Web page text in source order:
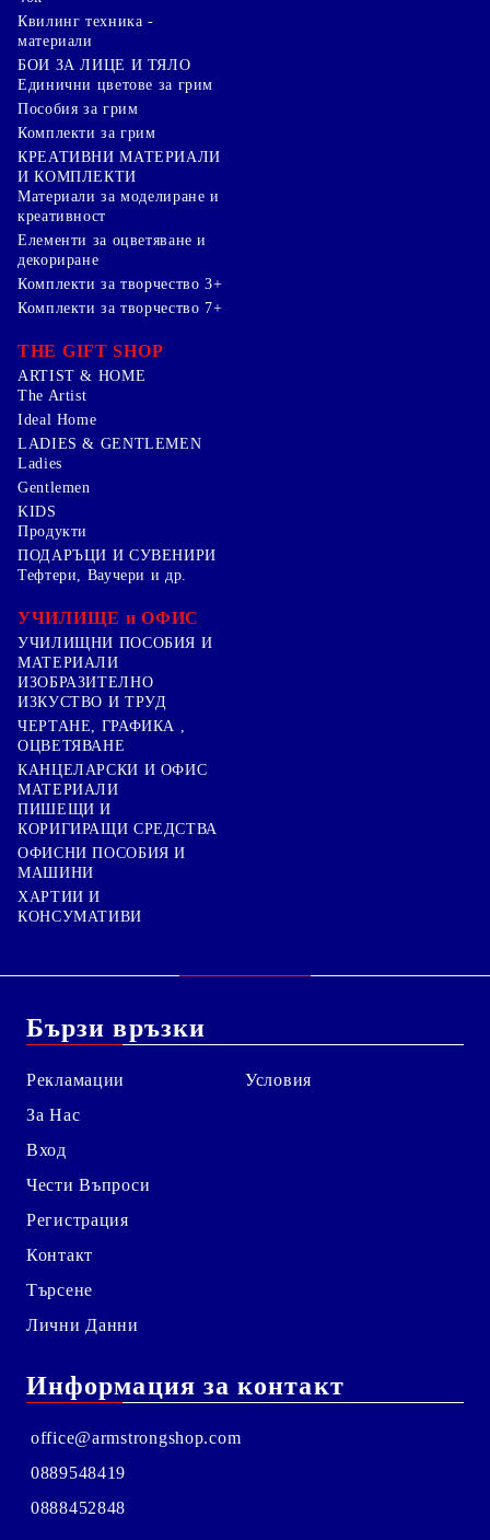
Квилинг техника -
материали
БОИ ЗА ЛИЦЕ И ТЯЛО
Единични цветове за грим
Пособия за грим
Комплекти за грим
КРЕАТИВНИ МАТЕРИАЛИ
И КОМПЛЕКТИ
Mатериали за моделиране и
креативност
Елементи за оцветяване и
декориране
Комплекти за творчество 3+
Комплекти за творчество 7+
THE GIFT SHOP
ARTIST & HOME
The Artist
Ideal Home
LADIES & GENTLEMEN
Ladies
Gentlemen
KIDS
Продукти
ПОДАРЪЦИ И СУВЕНИРИ
Тефтери, Ваучери и др.
УЧИЛИЩЕ и ОФИС
УЧИЛИЩНИ ПОСОБИЯ И
МАТЕРИАЛИ
ИЗОБРАЗИТЕЛНО
ИЗКУСТВО И ТРУД
ЧЕРТАНЕ, ГРАФИКА ,
ОЦВЕТЯВАНЕ
КАНЦЕЛАРСКИ И ОФИС
МАТЕРИАЛИ
ПИШЕЩИ И
КОРИГИРАЩИ СРЕДСТВА
ОФИСНИ ПОСОБИЯ И
МАШИНИ
ХАРТИИ И
КОНСУМАТИВИ
Бързи връзки
Рекламации
За Нас
Вход
Чести Въпроси
Регистрация
Контакт
Търсене
Лични Данни
Условия
Информация за контакт
office@armstrongshop.com
0889548419
0888452848